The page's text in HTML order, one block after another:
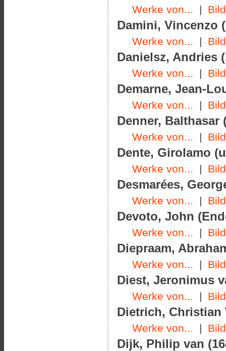
Werke von... |
Damini, Vincenzo
Werke von... |
Danielsz, Andries
Werke von... |
Demarne, Jean-
Werke von... |
Denner, Balthasar
Werke von... |
Dente, Girolamo
Werke von... |
Desmarées,
Werke von... |
Devoto, John
Werke von... |
Diepraam,
Werke von... |
Diest, Jeronimus
Werke von... |
Dietrich, Christian
Werke von... |
Dijk, Philip van